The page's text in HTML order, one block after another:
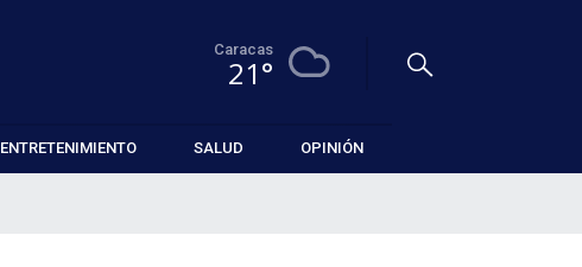
Caracas
21°
ENTRETENIMIENTO SALUD OPINIÓN